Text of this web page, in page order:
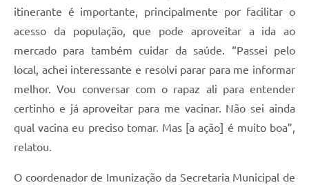
itinerante é importante, principalmente por facilitar o
acesso da população, que pode aproveitar a ida ao
mercado para também cuidar da saúde. “Passei pelo
local, achei interessante e resolvi parar para me informar
melhor. Vou conversar com o rapaz ali para entender
certinho e já aproveitar para me vacinar. Não sei ainda
qual vacina eu preciso tomar. Mas [a ação] é muito boa”,
relatou.
O coordenador de Imunização da Secretaria Municipal de